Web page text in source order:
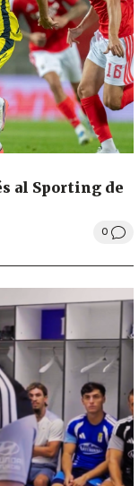
al Sporting de
0